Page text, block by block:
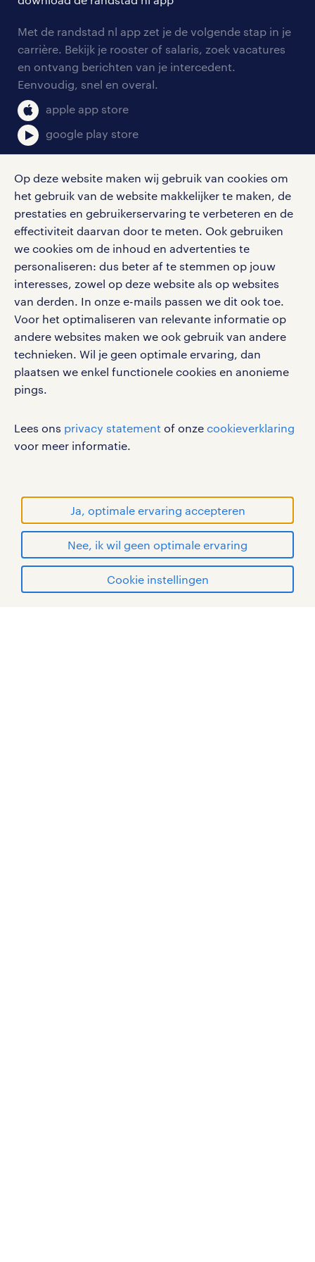
Op deze website maken wij gebruik van cookies om
het gebruik van de website makkelijker te maken, de
prestaties en gebruikerservaring te verbeteren en de
effectiviteit daarvan door te meten. Ook gebruiken
we cookies om de inhoud en advertenties te
personaliseren: dus beter af te stemmen op jouw
interesses, zowel op deze website als op websites
van derden. In onze e-mails passen we dit ook toe.
Voor het optimaliseren van relevante informatie op
andere websites maken we ook gebruik van andere
technieken. Wil je geen optimale ervaring, dan
plaatsen we enkel functionele cookies en anonieme
pings.
Lees ons privacy statement of onze cookieverklaring
voor meer informatie.
Ja, optimale ervaring accepteren
Nee, ik wil geen optimale ervaring
Cookie instellingen
personeel gezocht
aanmelden nieuwsbrief
blogs en artikelen
salarischecker
bruto-netto calculator
onze vestigingen
pers
klachten en misstanden
Met de randstad nl app zet je de volgende stap in je
carrière. Bekijk je rooster of salaris, zoek vacatures
en ontvang berichten van je intercedent.
Eenvoudig, snel en overal.
apple app store
google play store
social media
Volg ons voor de leukste content omtrent
vacatures, solliciteren en inspiratie.
werken bij randstad
gebruikersvoorwaarden
privacystatement
cookies
handelsmerken van Randstad N.V.
© Randstad 2026